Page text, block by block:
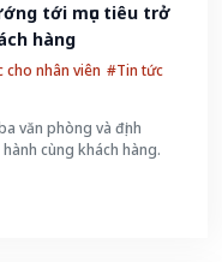
tới mục tiêu trở
hàng
cho nhân viên #Tin tức
văn phòng và định
cùng khách hàng.